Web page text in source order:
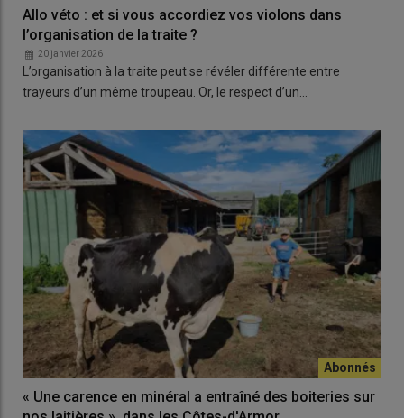
Allo véto : et si vous accordiez vos violons dans
l’organisation de la traite ?
20 janvier 2026
L’organisation à la traite peut se révéler différente entre
trayeurs d’un même troupeau. Or, le respect d’un…
« Une carence en minéral a entraîné des boiteries sur